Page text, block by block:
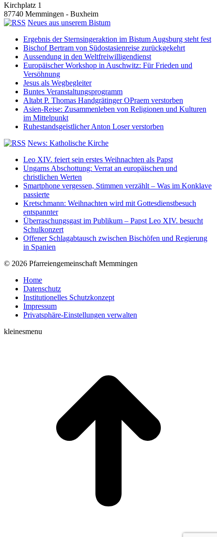
Kirchplatz 1
87740 Memmingen - Buxheim
Neues aus unserem Bistum
Ergebnis der Sternsingeraktion im Bistum Augsburg steht fest
Bischof Bertram von Südostasienreise zurückgekehrt
Aussendung in den Weltfreiwilligendienst
Europäischer Workshop in Auschwitz: Für Frieden und
Versöhnung
Jesus als Wegbegleiter
Buntes Veranstaltungsprogramm
Altabt P. Thomas Handgrätinger OPraem verstorben
Asien-Reise: Zusammenleben von Religionen und Kulturen
im Mittelpunkt
Ruhestandsgeistlicher Anton Loser verstorben
News: Katholische Kirche
Leo XIV. feiert sein erstes Weihnachten als Papst
Ungarns Abschottung: Verrat an europäischen und
christlichen Werten
Smartphone vergessen, Stimmen verzählt – Was im Konklave
passierte
Kretschmann: Weihnachten wird mit Gottesdienstbesuch
entspannter
Überraschungsgast im Publikum – Papst Leo XIV. besucht
Schulkonzert
Offener Schlagabtausch zwischen Bischöfen und Regierung
in Spanien
© 2026 Pfarreiengemeinschaft Memmingen
Home
Datenschutz
Institutionelles Schutzkonzept
Impressum
Privatsphäre-Einstellungen verwalten
kleinesmenu